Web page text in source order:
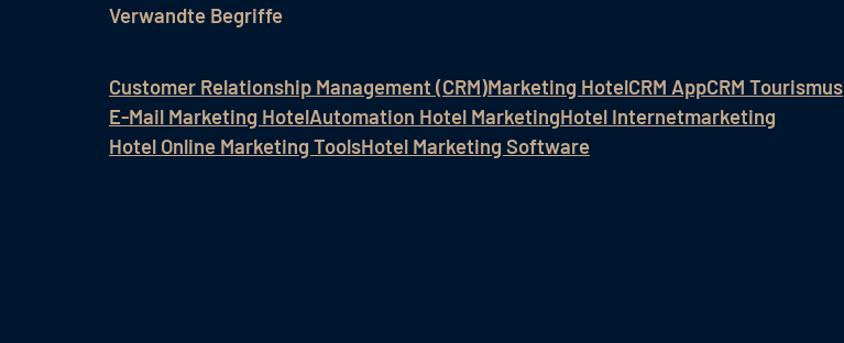
Verwandte Begriffe
Customer Relationship Management (CRM)Marketing HotelCRM AppCRM Tourismus
E-Mail Marketing HotelAutomation Hotel MarketingHotel Internetmarketing
Hotel Online Marketing ToolsHotel Marketing Software